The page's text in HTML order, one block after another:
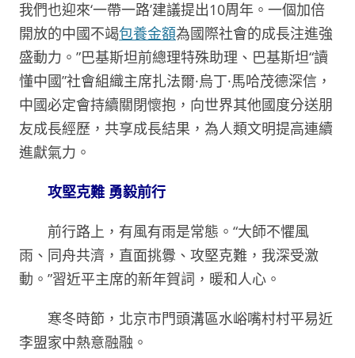
我們也迎來‘一帶一路’建議提出10周年。一個加倍
開放的中國不竭包養金額為國際社會的成長注進強
盛動力。”巴基斯坦前總理特殊助理、巴基斯坦“讀
懂中國”社會組織主席扎法爾·烏丁·馬哈茂德深信，
中國必定會持續關閉懷抱，向世界其他國度分送朋
友成長經歷，共享成長結果，為人類文明提高連續
進獻氣力。
攻堅克難 勇毅前行
前行路上，有風有雨是常態。“大師不懼風
雨、同舟共濟，直面挑釁、攻堅克難，我深受激
動。”習近平主席的新年賀詞，暖和人心。
寒冬時節，北京市門頭溝區水峪嘴村村平易近
李盟家中熱意融融。